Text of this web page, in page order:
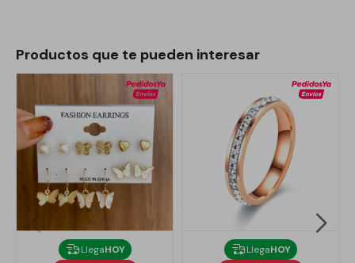
Productos que te pueden interesar
LlegaHOY
LlegaHOY